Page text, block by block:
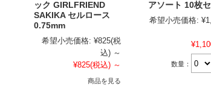
ック GIRLFRIEND
SAKIKA セルロース
0.75mm
希望小売価格: ¥825(税
込) ～
¥825(税込) ～
商品を見る
アソート 10枚
希望小売価格:
数量：